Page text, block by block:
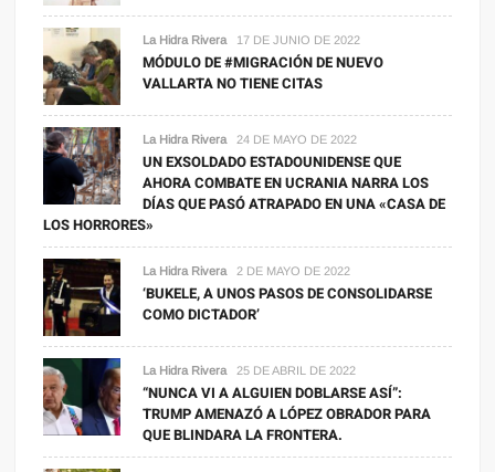
La Hidra Rivera 17 DE JUNIO DE 2022
MÓDULO DE #MIGRACIÓN DE NUEVO
VALLARTA NO TIENE CITAS
La Hidra Rivera 24 DE MAYO DE 2022
UN EXSOLDADO ESTADOUNIDENSE QUE
AHORA COMBATE EN UCRANIA NARRA LOS
DÍAS QUE PASÓ ATRAPADO EN UNA «CASA DE
LOS HORRORES»
La Hidra Rivera 2 DE MAYO DE 2022
‘BUKELE, A UNOS PASOS DE CONSOLIDARSE
COMO DICTADOR’
La Hidra Rivera 25 DE ABRIL DE 2022
“NUNCA VI A ALGUIEN DOBLARSE ASÍ”:
TRUMP AMENAZÓ A LÓPEZ OBRADOR PARA
QUE BLINDARA LA FRONTERA.